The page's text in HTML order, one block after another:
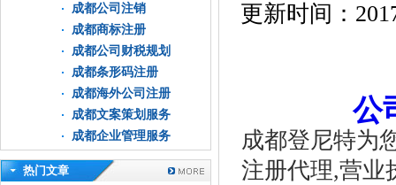
成都公司注销
成都商标注册
成都公司财税规划
成都条形码注册
成都海外公司注册
成都文案策划服务
成都企业管理服务
热门文章
更新时间：
公
成都登尼特为
注册代理,营业